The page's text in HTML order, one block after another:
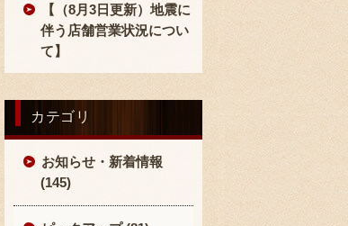
【（8月3日更新）地震に
伴う店舗営業状況につい
て】
カテゴリ
お知らせ・新着情報
(145)